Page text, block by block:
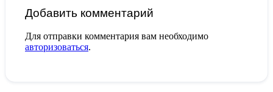
Добавить комментарий
Для отправки комментария вам необходимо
авторизоваться.